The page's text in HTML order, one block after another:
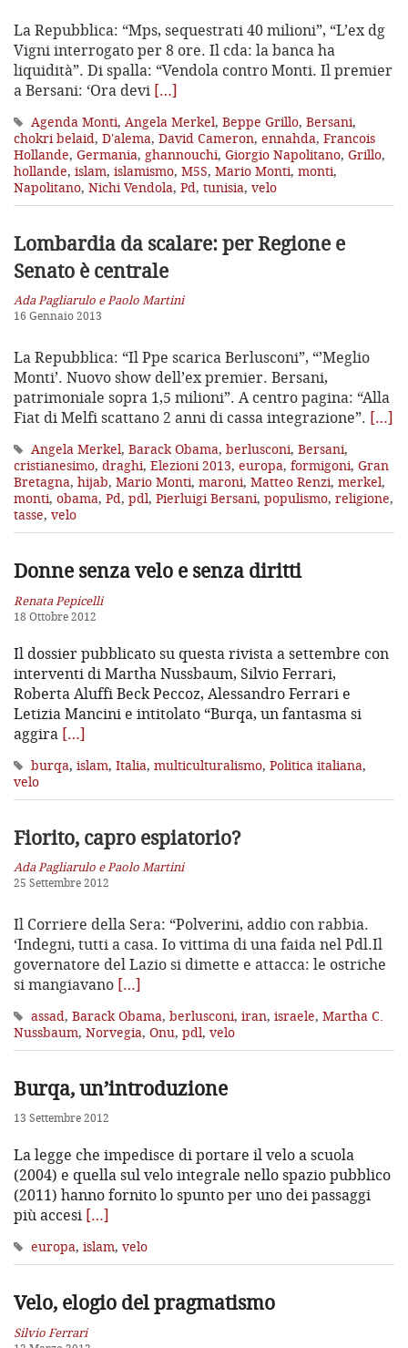
La Repubblica: “Mps, sequestrati 40 milioni”, “L’ex dg
Vigni interrogato per 8 ore. Il cda: la banca ha
liquidità”. Di spalla: “Vendola contro Monti. Il premier
a Bersani: ‘Ora devi […]
Agenda Monti, Angela Merkel, Beppe Grillo, Bersani,
chokri belaid, D'alema, David Cameron, ennahda, Francois
Hollande, Germania, ghannouchi, Giorgio Napolitano, Grillo,
hollande, islam, islamismo, M5S, Mario Monti, monti,
Napolitano, Nichi Vendola, Pd, tunisia, velo
Lombardia da scalare: per Regione e
Senato è centrale
Ada Pagliarulo e Paolo Martini
16 Gennaio 2013
La Repubblica: “Il Ppe scarica Berlusconi”, “’Meglio
Monti’. Nuovo show dell’ex premier. Bersani,
patrimoniale sopra 1,5 milioni”. A centro pagina: “Alla
Fiat di Melfi scattano 2 anni di cassa integrazione”. […]
Angela Merkel, Barack Obama, berlusconi, Bersani,
cristianesimo, draghi, Elezioni 2013, europa, formigoni, Gran
Bretagna, hijab, Mario Monti, maroni, Matteo Renzi, merkel,
monti, obama, Pd, pdl, Pierluigi Bersani, populismo, religione,
tasse, velo
Donne senza velo e senza diritti
Renata Pepicelli
18 Ottobre 2012
Il dossier pubblicato su questa rivista a settembre con
interventi di Martha Nussbaum, Silvio Ferrari,
Roberta Aluffi Beck Peccoz, Alessandro Ferrari e
Letizia Mancini e intitolato “Burqa, un fantasma si
aggira […]
burqa, islam, Italia, multiculturalismo, Politica italiana,
velo
Fiorito, capro espiatorio?
Ada Pagliarulo e Paolo Martini
25 Settembre 2012
Il Corriere della Sera: “Polverini, addio con rabbia.
‘Indegni, tutti a casa. Io vittima di una faida nel Pdl.Il
governatore del Lazio si dimette e attacca: le ostriche
si mangiavano […]
assad, Barack Obama, berlusconi, iran, israele, Martha C.
Nussbaum, Norvegia, Onu, pdl, velo
Burqa, un’introduzione
13 Settembre 2012
La legge che impedisce di portare il velo a scuola
(2004) e quella sul velo integrale nello spazio pubblico
(2011) hanno fornito lo spunto per uno dei passaggi
più accesi […]
europa, islam, velo
Velo, elogio del pragmatismo
Silvio Ferrari